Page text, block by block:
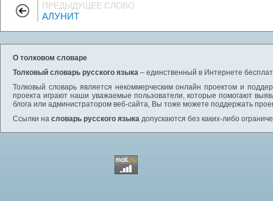
ПРЕДЫДУЩЕЕ СЛОВО
АЛУНИТ
О толковом словаре
Толковый словарь русского языка – единственный в Интернете
Толковый словарь является некоммерческим онлайн проектом и
проекта играют наши уважаемые пользователи, которые помогают
блога или администратором веб-сайта, Вы тоже можете поддержать
Ссылки на словарь русского языка допускаются без каких-либо